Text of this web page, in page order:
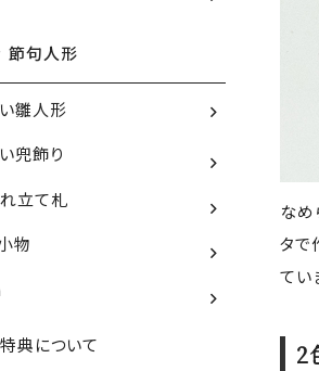
節句人形
雛人形
兜飾り
立て札
物
典について
なめ
タで
てい
2